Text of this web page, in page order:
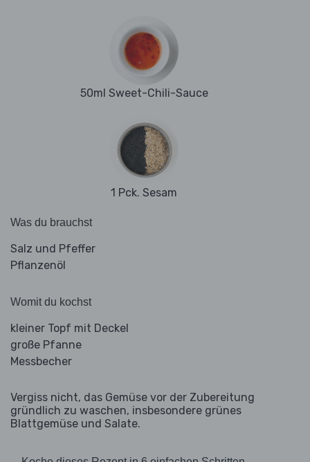
50ml Sweet-Chili-Sauce
1 Pck. Sesam
Was du brauchst
Salz und Pfeffer
Pflanzenöl
Womit du kochst
kleiner Topf mit Deckel
große Pfanne
Messbecher
Vergiss nicht, das Gemüse vor der Zubereitung
gründlich zu waschen, insbesondere grünes
Blattgemüse und Salate.